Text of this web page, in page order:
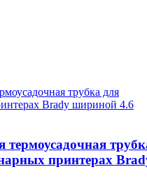
термоусадочная
принтерах